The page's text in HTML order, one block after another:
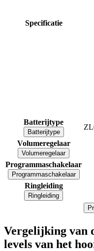
Specificatie
Batterijtype
Batterijtype
Volumeregelaar
Volumeregelaar
Programmaschakelaar
Programmaschakelaar
Ringleiding
Ringleiding
Vergelijking van
levels van het